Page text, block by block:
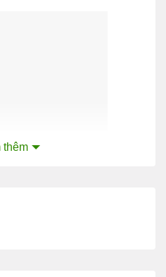
thêm